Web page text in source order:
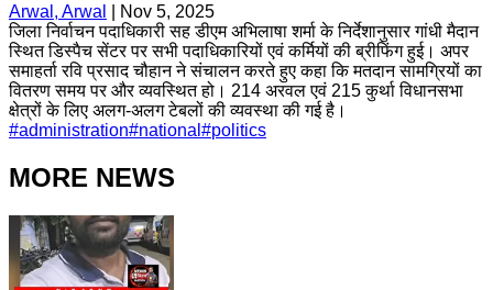
Arwal, Arwal
Nov 5, 2025
जिला निर्वाचन पदाधिकारी सह डीएम अभिलाषा शर्मा के निर्देशानुसार गांधी मैदान
स्थित डिस्पैच सेंटर पर सभी पदाधिकारियों एवं कर्मियों की ब्रीफिंग हुई। अपर
समाहर्ता रवि प्रसाद चौहान ने संचालन करते हुए कहा कि मतदान सामग्रियों का
वितरण समय पर और व्यवस्थित हो। 214 अरवल एवं 215 कुर्था विधानसभा
क्षेत्रों के लिए अलग-अलग टेबलों की व्यवस्था की गई है।
#administration#national #politics
MORE NEWS